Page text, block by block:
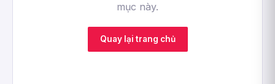
mục này.
Quay lại trang chủ